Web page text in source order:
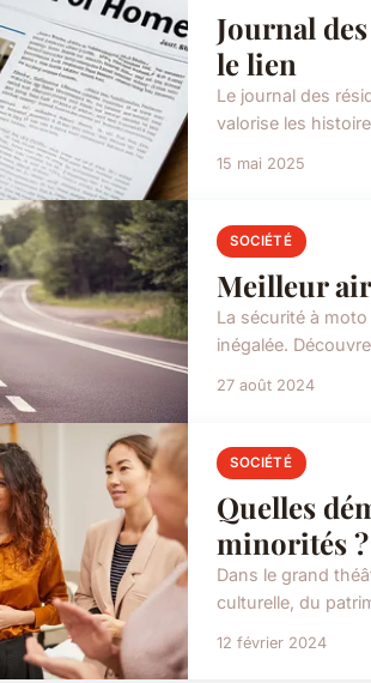
Journal
le lien
Le journal des
valorise les
15 mai 2025
SOCIÉTÉ
Meilleur
La sécurité à
inégalée.
27 août 2024
SOCIÉTÉ
Quelles
minorités ?
Dans le grand
culturelle, du
12 février 2024